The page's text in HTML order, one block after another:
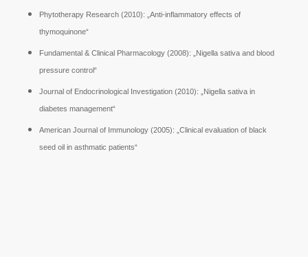
Phytotherapy Research (2010): „Anti-inflammatory effects of
thymoquinone“
Fundamental & Clinical Pharmacology (2008): „Nigella sativa and blood
pressure control“
Journal of Endocrinological Investigation (2010): „Nigella sativa in
diabetes management“
American Journal of Immunology (2005): „Clinical evaluation of black
seed oil in asthmatic patients“